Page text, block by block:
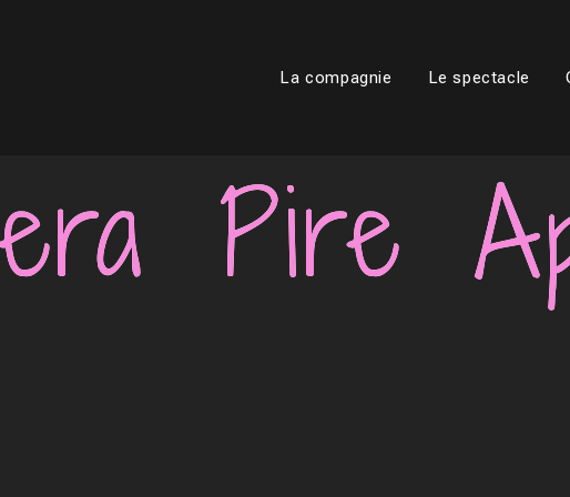
La compagnie Le spectacle
Pire